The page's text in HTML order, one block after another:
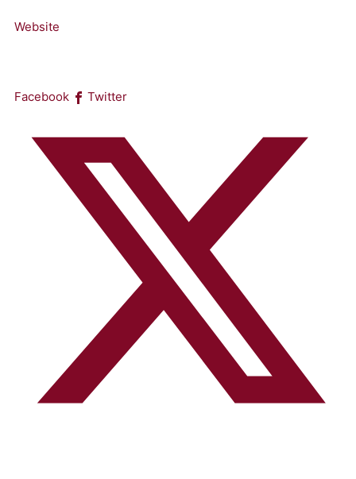
Website
Facebook Twitter